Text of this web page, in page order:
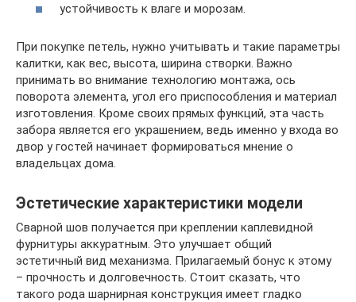
устойчивость к влаге и морозам.
При покупке петель, нужно учитывать и такие параметры
калитки, как вес, высота, ширина створки. Важно
принимать во внимание технологию монтажа, ось
поворота элемента, угол его приспособления и материал
изготовления. Кроме своих прямых функций, эта часть
забора является его украшением, ведь именно у входа во
двор у гостей начинает формироваться мнение о
владельцах дома.
Эстетические характеристики модели
Сварной шов получается при креплении каплевидной
фурнитуры аккуратным. Это улучшает общий
эстетичный вид механизма. Прилагаемый бонус к этому
– прочность и долговечность. Стоит сказать, что
такого рода шарнирная конструкция имеет гладко